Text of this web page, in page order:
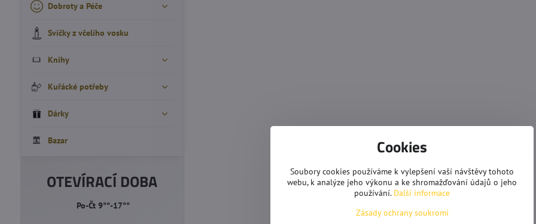
OTEVÍRACÍ DOBA
Po-Čt 9°°-17°°
Dobroty a Péče
Svíčky z včelího vosku
Knihy
Kuřácké potřeby
Dárky
Bazar Cookies
Soubory cookies používáme k vylepšení vaší návštěvy tohoto
webu, k analýze jeho výkonu a ke shromažďování údajů o jeho
používání. Další informace
Zásady ochrany soukromí